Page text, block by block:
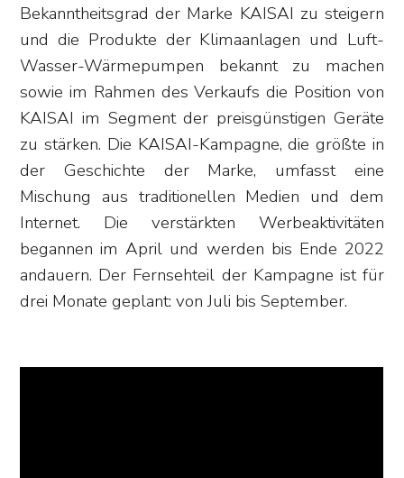
Bekanntheitsgrad der Marke KAISAI zu steigern
und die Produkte der Klimaanlagen und Luft-
Wasser-Wärmepumpen bekannt zu machen
sowie im Rahmen des Verkaufs die Position von
KAISAI im Segment der preisgünstigen Geräte
zu stärken. Die KAISAI-Kampagne, die größte in
der Geschichte der Marke, umfasst eine
Mischung aus traditionellen Medien und dem
Internet. Die verstärkten Werbeaktivitäten
begannen im April und werden bis Ende 2022
andauern. Der Fernsehteil der Kampagne ist für
drei Monate geplant: von Juli bis September.